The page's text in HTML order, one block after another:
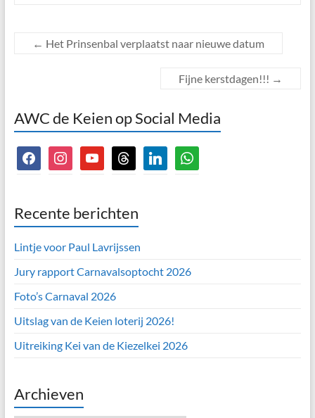
← Het Prinsenbal verplaatst naar nieuwe datum
Fijne kerstdagen!!! →
AWC de Keien op Social Media
facebookinstagramyoutubethreads linkedinwhatsapp
Recente berichten
Lintje voor Paul Lavrijssen
Jury rapport Carnavalsoptocht 2026
Foto’s Carnaval 2026
Uitslag van de Keien loterij 2026!
Uitreiking Kei van de Kiezelkei 2026
Archieven